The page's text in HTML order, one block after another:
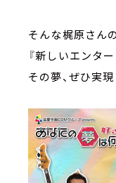
そんな梶原さん
『新しいエンタ
その夢、ぜひ実